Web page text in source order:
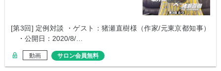
[第3回] 定例対談 ・ゲスト：猪瀬直樹様（作家/元東京都知事）
・公開日：2020/8/…
動画 サロン会員無料